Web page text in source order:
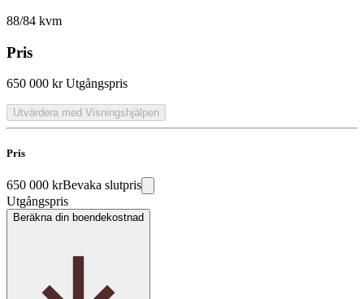
88/84 kvm
Pris
650 000 kr Utgångspris
Utvärdera med Visningshjälpen
Pris
650 000 krBevaka slutpris
Utgångspris
Beräkna din boendekostnad